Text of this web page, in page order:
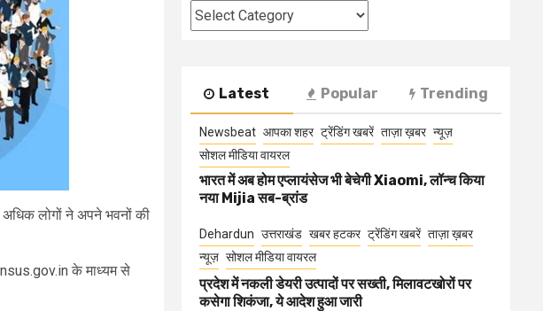
लोगों ने अपने भवनों की
के माध्यम से
Categories
Latest Popular Trending
Newsbeat आपका शहर ट्रेंडिंग खबरें ताज़ा ख़बर न्यूज़
सोशल मीडिया वायरल
भारत में अब होम एप्लायंसेज भी बेचेगी Xiaomi, लॉन्च किया
नया Mijia सब-ब्रांड
Dehardun उत्तराखंड खबर हटकर ट्रेंडिंग खबरें ताज़ा ख़बर
न्यूज़ सोशल मीडिया वायरल
प्रदेश में नकली डेयरी उत्पादों पर सख्ती, मिलावटखोरों पर
कसेगा शिकंजा, ये आदेश हुआ जारी